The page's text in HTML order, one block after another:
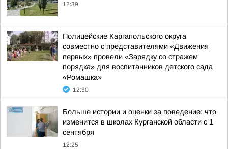
12:39
Полицейские Каргапольского округа
совместно с представителями «Движения
первых» провели «Зарядку со стражем
порядка» для воспитанников детского сада
«Ромашка»
12:30
Больше истории и оценки за поведение: что
изменится в школах Курганской области с 1
сентября
12:25